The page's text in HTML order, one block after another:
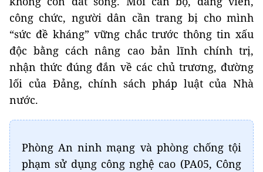
công chức, người dân cần trang bị cho mình
“sức đề kháng” vững chắc trước thông tin xấu
độc bằng cách nâng cao bản lĩnh chính trị,
nhận thức đúng đắn về các chủ trương, đường
lối của Đảng, chính sách pháp luật của Nhà
nước.
Phòng An ninh mạng và phòng chống tội
phạm sử dụng công nghệ cao (PA05, Công